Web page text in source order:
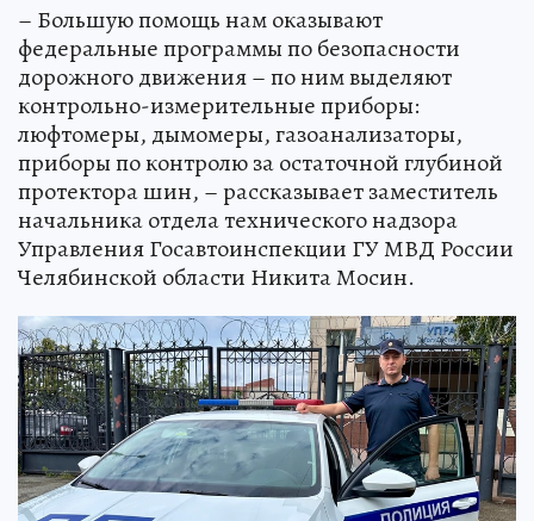
– Большую помощь нам оказывают
федеральные программы по безопасности
дорожного движения – по ним выделяют
контрольно-измерительные приборы:
люфтомеры, дымомеры, газоанализаторы,
приборы по контролю за остаточной глубиной
протектора шин, – рассказывает заместитель
начальника отдела технического надзора
Управления Госавтоинспекции ГУ МВД России
Челябинской области Никита Мосин.